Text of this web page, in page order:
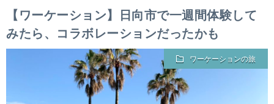
【ワーケーション】日向市で一週間体験して
みたら、コラボレーションだったかも
ワーケーションの旅